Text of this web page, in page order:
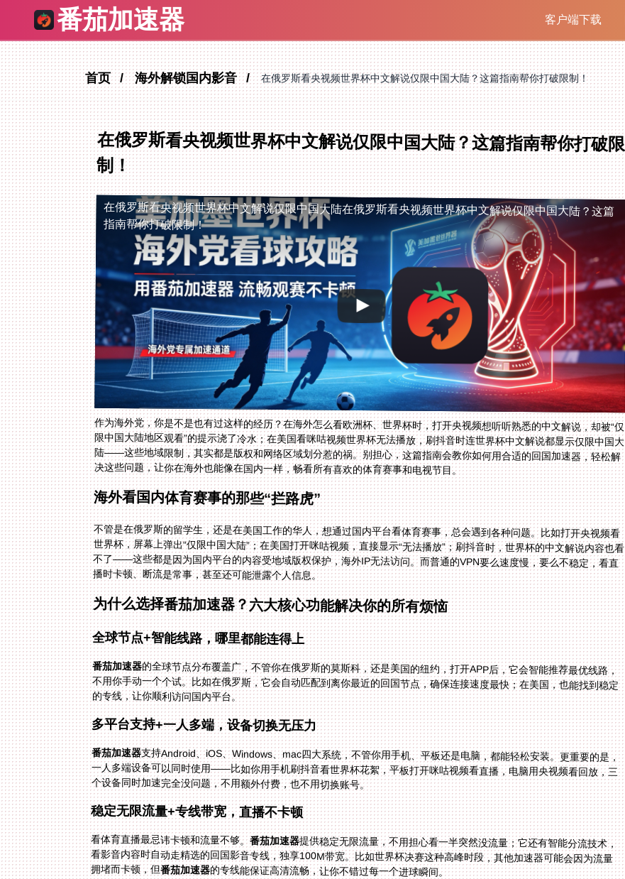
番茄加速器 客户端下载
首页 海外解锁国内影音 在俄罗斯看央视频世界杯中文解说仅限中国大陆？这篇指南帮你打破限制！
在俄罗斯看央视频世界杯中文解说仅限中国大陆？这篇指南帮你打破限
制！
在俄罗斯看央视频世界杯中文解说仅限中国大陆在俄罗斯看央视频世界杯中文解说仅限中国大陆？这篇
指南帮你打破限制！
作为海外党，你是不是也有过这样的经历？在海外怎么看欧洲杯、世界杯时，打开央视频想听听熟悉的中文解说，却被“仅
限中国大陆地区观看”的提示浇了冷水；在美国看咪咕视频世界杯无法播放，刷抖音时连世界杯中文解说都显示仅限中国大
陆——这些地域限制，其实都是版权和网络区域划分惹的祸。别担心，这篇指南会教你如何用合适的回国加速器，轻松解
决这些问题，让你在海外也能像在国内一样，畅看所有喜欢的体育赛事和电视节目。
海外看国内体育赛事的那些“拦路虎”
不管是在俄罗斯的留学生，还是在美国工作的华人，想通过国内平台看体育赛事，总会遇到各种问题。比如打开央视频看
世界杯，屏幕上弹出“仅限中国大陆”；在美国打开咪咕视频，直接显示“无法播放”；刷抖音时，世界杯的中文解说内容也看
不了——这些都是因为国内平台的内容受地域版权保护，海外IP无法访问。而普通的VPN要么速度慢，要么不稳定，看直
播时卡顿、断流是常事，甚至还可能泄露个人信息。
为什么选择番茄加速器？六大核心功能解决你的所有烦恼
全球节点+智能线路，哪里都能连得上
番茄加速器的全球节点分布覆盖广，不管你在俄罗斯的莫斯科，还是美国的纽约，打开APP后，它会智能推荐最优线路，
不用你手动一个个试。比如在俄罗斯，它会自动匹配到离你最近的回国节点，确保连接速度最快；在美国，也能找到稳定
的专线，让你顺利访问国内平台。
多平台支持+一人多端，设备切换无压力
番茄加速器支持Android、iOS、Windows、mac四大系统，不管你用手机、平板还是电脑，都能轻松安装。更重要的是，
一人多端设备可以同时使用——比如你用手机刷抖音看世界杯花絮，平板打开咪咕视频看直播，电脑用央视频看回放，三
个设备同时加速完全没问题，不用额外付费，也不用切换账号。
稳定无限流量+专线带宽，直播不卡顿
看体育直播最忌讳卡顿和流量不够。番茄加速器提供稳定无限流量，不用担心看一半突然没流量；它还有智能分流技术，
看影音内容时自动走精选的回国影音专线，独享100M带宽。比如世界杯决赛这种高峰时段，其他加速器可能会因为流量
拥堵而卡顿，但番茄加速器的专线能保证高清流畅，让你不错过每一个进球瞬间。